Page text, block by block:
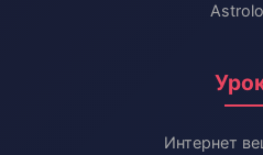
Интернет